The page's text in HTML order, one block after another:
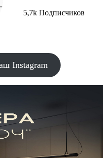
5,7k Подписчиков
Instagram